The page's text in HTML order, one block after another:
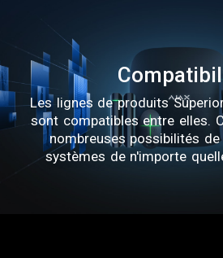
Les lignes de produits
sont compatibles entre elles.
nombreuses possibilités
systèmes de n'importe